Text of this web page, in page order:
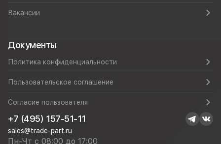
Вакансии
Документы
Политика конфиденциальности
Пользовательское соглашение
Согласие пользователя
+7 (495) 157-51-11
sales@trade-part.ru
Пн-Чт с 08:00 до 17:00